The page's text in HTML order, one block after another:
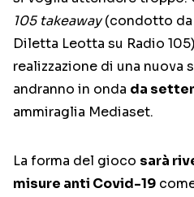
105 takeaway(condotto da
Diletta Leotta su Radio
realizzazione di una nuova
andranno in onda da
ammiraglia Mediaset.
La forma del gioco sarà
misure anti Covid-19